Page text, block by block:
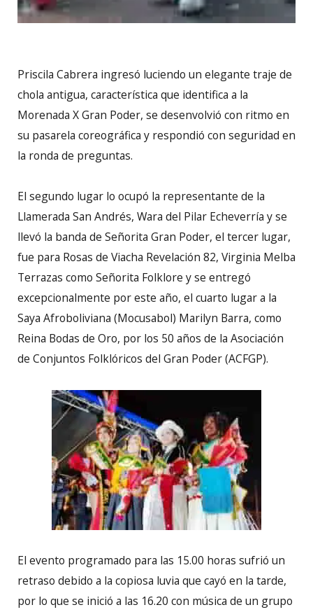
Priscila Cabrera ingresó luciendo un elegante traje de
chola antigua, característica que identifica a la
Morenada X Gran Poder, se desenvolvió con ritmo en
su pasarela coreográfica y respondió con seguridad en
la ronda de preguntas.
El segundo lugar lo ocupó la representante de la
Llamerada San Andrés, Wara del Pilar Echeverría y se
llevó la banda de Señorita Gran Poder, el tercer lugar,
fue para Rosas de Viacha Revelación 82, Virginia Melba
Terrazas como Señorita Folklore y se entregó
excepcionalmente por este año, el cuarto lugar a la
Saya Afroboliviana (Mocusabol) Marilyn Barra, como
Reina Bodas de Oro, por los 50 años de la Asociación
de Conjuntos Folklóricos del Gran Poder (ACFGP).
El evento programado para las 15.00 horas sufrió un
retraso debido a la copiosa luvia que cayó en la tarde,
por lo que se inició a las 16.20 con música de un grupo